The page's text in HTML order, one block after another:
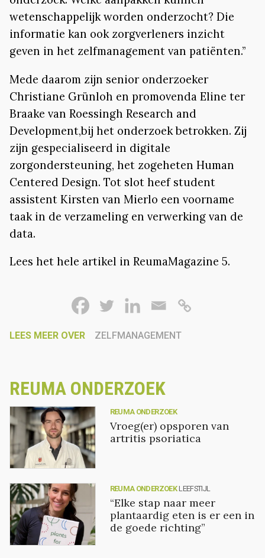
wetenschappelijk worden onderzocht? Die
informatie kan ook zorgverleners inzicht
geven in het zelfmanagement van patiënten.”
Mede daarom zijn senior onderzoeker
Christiane Grünloh en promovenda Eline ter
Braake van Roessingh Research and
Development,bij het onderzoek betrokken. Zij
zijn gespecialiseerd in digitale
zorgondersteuning, het zogeheten Human
Centered Design. Tot slot heef student
assistent Kirsten van Mierlo een voorname
taak in de verzameling en verwerking van de
data.
Lees het hele artikel in ReumaMagazine 5.
LEES MEER OVER ZELFMANAGEMENT
REUMA ONDERZOEK
REUMA ONDERZOEK
Vroeg(er) opsporen van
artritis psoriatica
REUMA ONDERZOEK LEEFSTIJL
“Elke stap naar meer
plantaardig eten is er een in
de goede richting”